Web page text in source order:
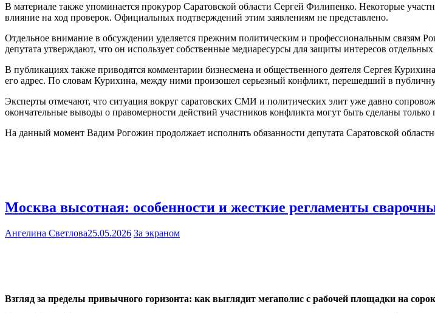
В материале также упоминается прокурор Саратовской области Сергей Филипенко. Некоторые
влияние на ход проверок. Официальных подтверждений этим заявлениям не представлено.
Отдельное внимание в обсуждении уделяется прежним политическим и профессиональным связям
депутата утверждают, что он использует собственные медиаресурсы для защиты интересов
В публикациях также приводятся комментарии бизнесмена и общественного деятеля Сергея
его адрес. По словам Курихина, между ними произошел серьезный конфликт, перешедший в
Эксперты отмечают, что ситуация вокруг саратовских СМИ и политических элит уже давно
окончательные выводы о правомерности действий участников конфликта могут быть сделаны
На данный момент Вадим Рогожин продолжает исполнять обязанности депутата Саратовской
Москва высотная: особенности и жесткие регламенты
Ангелина Светлова25.05.2026 За экраном
Взгляд за пределы привычного горизонта: как выглядит мегаполис с рабочей площадки на